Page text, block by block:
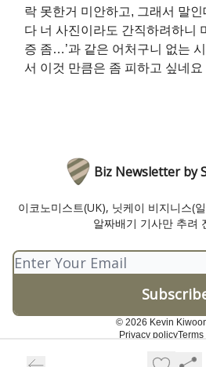
락 못한거 미안하고, 그래서 말
다 너 사진이라도 간직하려하니
증 좀…’과 같은 어처구니 없는
서 이것 만큼은 좀 피하고 싶네요
Biz Newsletter by
이코노미스트(UK), 닛케이 비지니스(
알짜배기 기사만 추려
© 2026 Kevin
Privacy policyTerms
Powered by